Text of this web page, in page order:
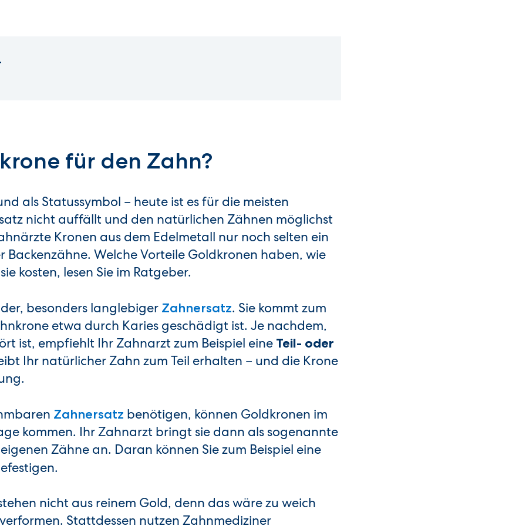
für den Zahn?
als Statussymbol – heute ist es für die meisten
nicht auffällt und den natürlichen Zähnen möglichst
Kronen aus dem Edelmetall nur noch selten ein
Backenzähne. Welche Vorteile Goldkronen haben, wie
kosten, lesen Sie im Ratgeber.
besonders langlebiger Zahnersatz. Sie kommt zum
etwa durch Karies geschädigt ist. Je nachdem,
ist, empfiehlt Ihr Zahnarzt zum Beispiel eine Teil- oder
Ihr natürlicher Zahn zum Teil erhalten – und die Krone
Zahnersatz benötigen, können Goldkronen im
kommen. Ihr Zahnarzt bringt sie dann als sogenannte
Zähne an. Daran können Sie zum Beispiel eine
nicht aus reinem Gold, denn das wäre zu weich
Stattdessen nutzen Zahnmediziner